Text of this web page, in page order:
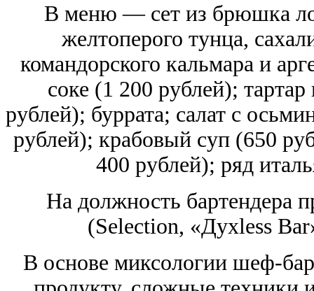
В меню — сет из брюшка
желтоперого тунца,
командорского кальмара и
соке (1 200 рублей);
рублей); буррата; салат с
рублей); крабовый суп (650
400 рублей); ряд
На должность бартендера
(Selection, «Духless
В основе миксологии шеф-